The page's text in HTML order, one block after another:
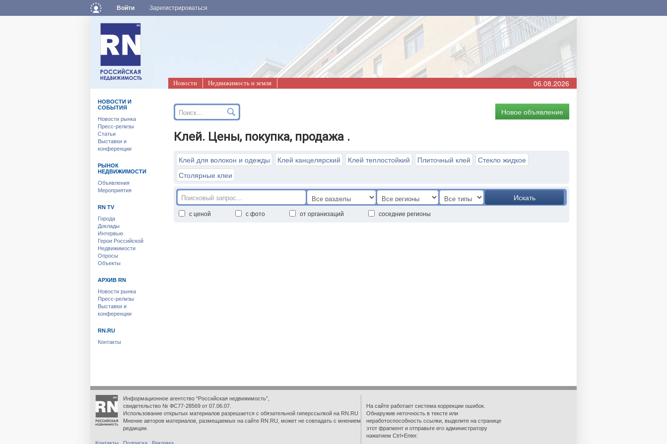
Войти Зарегистрироваться
Новости Недвижимость и земля 06.08.2026
Новое объявление
Клей. Цены, покупка, продажа .
Клей для волокон и одежды Клей канцелярский Клей теплостойкий Плиточный клей
Стекло жидкое
Столярные клеи
Искать
с ценой с фото от организаций соседние регионы
НОВОСТИ И
СОБЫТИЯ
Новости рынка
Пресс-релизы
Статьи
Выставки и
конференции
РЫНОК
НЕДВИЖИМОСТИ
Объявления
Мероприятия
RN TV
Города
Доклады
Интервью
Герои Российской
Недвижимости
Опросы
Объекты
АРХИВ RN
Новости рынка
Пресс-релизы
Выставки и
конференции
RN.RU
Контакты
Информационное агентство “Российская недвижимость”,
свидетельство № ФС77-28569 от 07.06.07.
Использование открытых материалов разрешается с обязательной гиперссылкой на RN.RU
Мнение авторов материалов, размещаемых на сайте RN.RU, может не совпадать с мнением
редакции.
На сайте работает система коррекции ошибок.
Обнаружив неточность в тексте или
неработоспособность ссылки, выделите на странице
этот фрагмент и отправьте его администратору
нажатием Ctrl+Enter.